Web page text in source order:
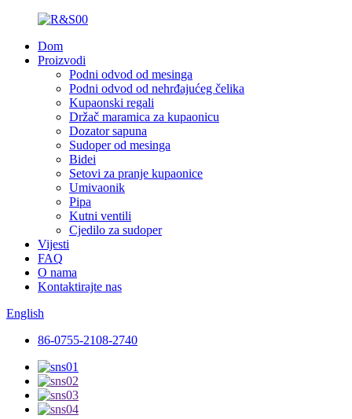
Dom
Proizvodi
Podni odvod od mesinga
Podni odvod od nehrđajućeg čelika
Kupaonski regali
Držač maramica za kupaonicu
Dozator sapuna
Sudoper od mesinga
Bidei
Setovi za pranje kupaonice
Umivaonik
Pipa
Kutni ventili
Cjedilo za sudoper
Vijesti
FAQ
O nama
Kontaktirajte nas
English
86-0755-2108-2740